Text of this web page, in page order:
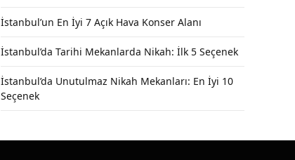
İstanbul’un En İyi 7 Açık Hava Konser Alanı
İstanbul’da Tarihi Mekanlarda Nikah: İlk 5 Seçenek
İstanbul’da Unutulmaz Nikah Mekanları: En İyi 10
Seçenek